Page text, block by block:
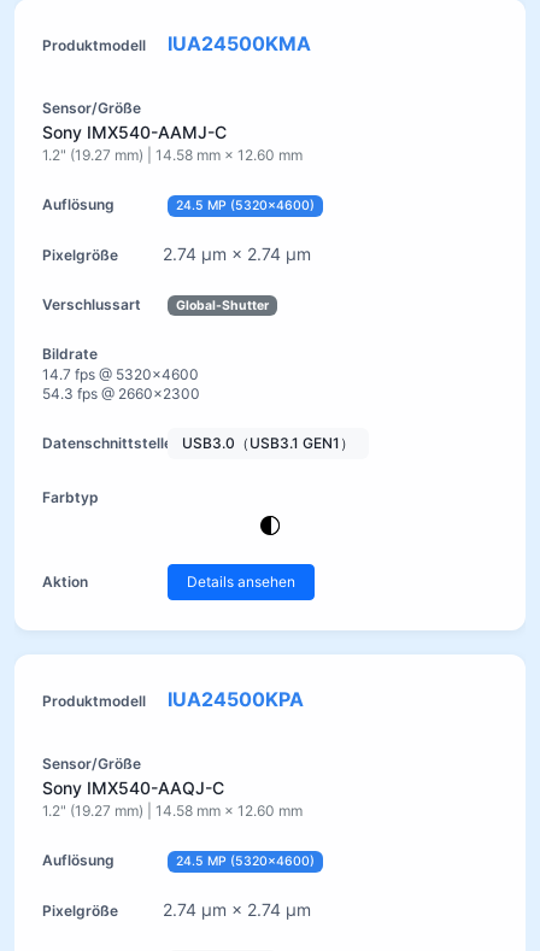
IUA24500KMA
Sony IMX540-AAMJ-C
1.2" (19.27 mm) | 14.58 mm × 12.60 mm
24.5 MP (5320×4600)
2.74 µm × 2.74 µm
Global-Shutter
14.7 fps @ 5320×4600
54.3 fps @ 2660×2300
USB3.0（USB3.1 GEN1）
Details ansehen
IUA24500KPA
Sony IMX540-AAQJ-C
1.2" (19.27 mm) | 14.58 mm × 12.60 mm
24.5 MP (5320×4600)
2.74 µm × 2.74 µm